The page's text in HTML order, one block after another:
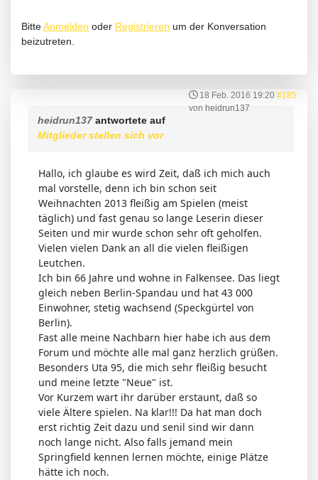
BitteAnmelden oder Registrieren um der Konversation
beizutreten.
18 Feb. 2016 19:20 #185
von heidrun137
heidrun137antwortete auf
Mitglieder stellen sich vor
Hallo, ich glaube es wird Zeit, daß ich mich auch
mal vorstelle, denn ich bin schon seit
Weihnachten 2013 fleißig am Spielen (meist
täglich) und fast genau so lange Leserin dieser
Seiten und mir wurde schon sehr oft geholfen.
Vielen vielen Dank an all die vielen fleißigen
Leutchen.
Ich bin 66 Jahre und wohne in Falkensee. Das liegt
gleich neben Berlin-Spandau und hat 43 000
Einwohner, stetig wachsend (Speckgürtel von
Berlin).
Fast alle meine Nachbarn hier habe ich aus dem
Forum und möchte alle mal ganz herzlich grüßen.
Besonders Uta 95, die mich sehr fleißig besucht
und meine letzte "Neue" ist.
Vor Kurzem wart ihr darüber erstaunt, daß so
viele Ältere spielen. Na klar!!! Da hat man doch
erst richtig Zeit dazu und senil sind wir dann
noch lange nicht. Also falls jemand mein
Springfield kennen lernen möchte, einige Plätze
hätte ich noch.